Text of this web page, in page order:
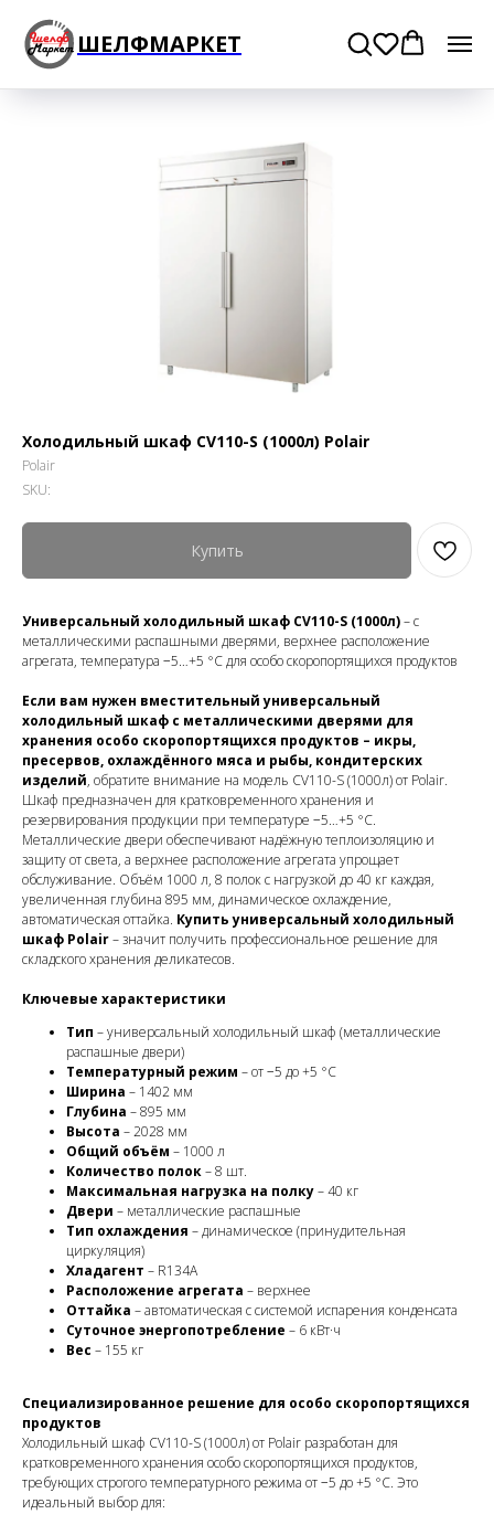
ШЕЛФМАРКЕТ
Холодильный шкаф CV110-S (1000л) Polair
Polair
SKU:
Купить
Универсальный холодильный шкаф CV110-S (1000л)– с
металлическими распашными дверями, верхнее расположение
агрегата, температура −5…+5 °C для особо скоропортящихся продуктов
Если вам нужен вместительный универсальный
холодильный шкаф с металлическими дверями для
хранения особо скоропортящихся продуктов – икры,
пресервов, охлаждённого мяса и рыбы, кондитерских
изделий, обратите внимание на модель CV110-S (1000л) от Polair.
Шкаф предназначен для кратковременного хранения и
резервирования продукции при температуре −5…+5 °C.
Металлические двери обеспечивают надёжную теплоизоляцию и
защиту от света, а верхнее расположение агрегата упрощает
обслуживание. Объём 1000 л, 8 полок с нагрузкой до 40 кг каждая,
увеличенная глубина 895 мм, динамическое охлаждение,
автоматическая оттайка. Купить универсальный холодильный
шкаф Polair– значит получить профессиональное решение для
складского хранения деликатесов.
Ключевые характеристики
Тип – универсальный холодильный шкаф (металлические
распашные двери)
Температурный режим – от −5 до +5 °C
Ширина – 1402 мм
Глубина – 895 мм
Высота – 2028 мм
Общий объём – 1000 л
Количество полок– 8 шт.
Максимальная нагрузка на полку– 40 кг
Двери – металлические распашные
Тип охлаждения – динамическое (принудительная
циркуляция)
Хладагент – R134A
Расположение агрегата – верхнее
Оттайка – автоматическая с системой испарения конденсата
Суточное энергопотребление – 6 кВт·ч
Вес – 155 кг
Специализированное решение для особо скоропортящихся
продуктов
Холодильный шкаф CV110-S (1000л) от Polair разработан для
кратковременного хранения особо скоропортящихся продуктов,
требующих строгого температурного режима от −5 до +5 °C. Это
идеальный выбор для: